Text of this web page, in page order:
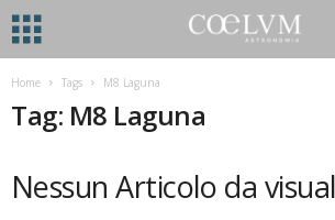
Home Tags M8 Laguna
Tag: M8 Laguna
Nessun Articolo da